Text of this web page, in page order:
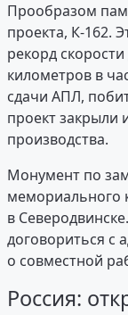
Прообразом
проекта, К-162.
рекорд
километров в
сдачи АПЛ,
проект закрыли
производства.
Монумент по
мемориального
в
договориться с
о совместной
Россия: